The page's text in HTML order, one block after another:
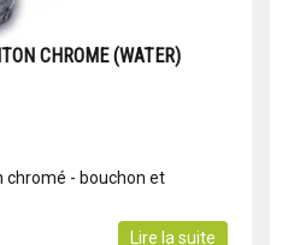
CHROME (WATER)
chromé - bouchon et
Lire la suite